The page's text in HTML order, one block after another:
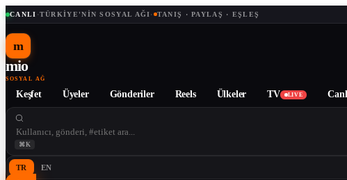
CANLI ·TÜRKIYE'NIN SOSYAL AĞI· TANIŞ · PAYLAŞ · EŞLEŞ
m
mio
SOSYAL AĞ
Keşfet Üyeler Gönderiler Reels Ülkeler TV LIVE
⌘K
TR EN